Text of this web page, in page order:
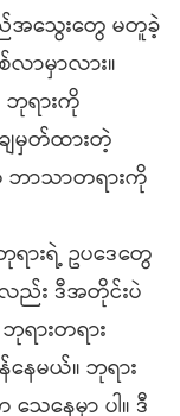
သွေးတွေ မတူခဲ့
ာမှာလား။
ရားကို
ျမှတ်ထားတဲ့
ဘာသာတရားကို
းရဲ့ ဥပဒေတွေ
း ဒီအတိုင်းပဲ
ဘုရားတရား
မယ်။ ဘုရား
နေမှာ ပါ။ ဒီ